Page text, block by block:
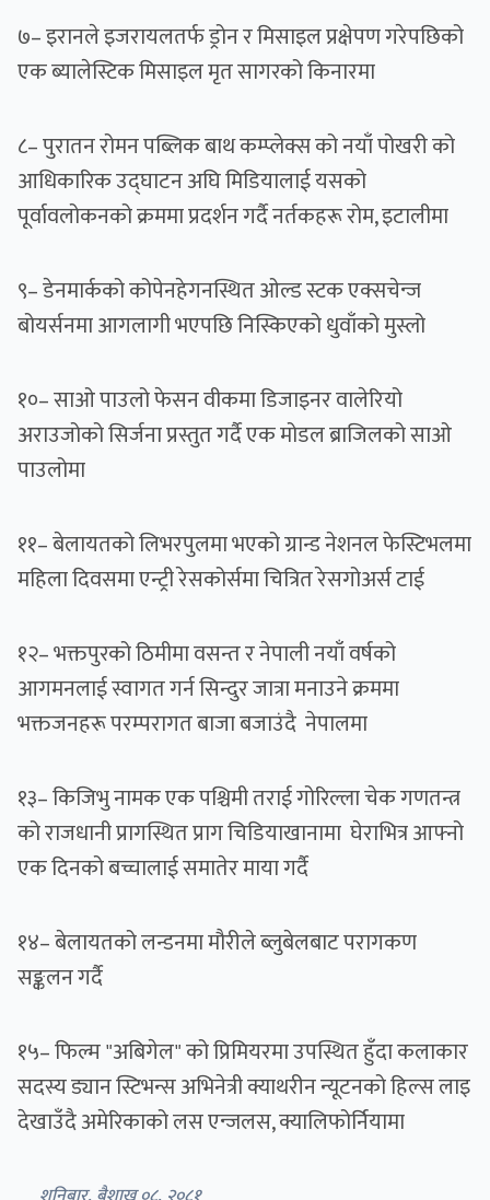
७– इरानले इजरायलतर्फ ड्रोन र मिसाइल प्रक्षेपण गरेपछिको
एक ब्यालेस्टिक मिसाइल मृत सागरको किनारमा
८– पुरातन रोमन पब्लिक बाथ कम्प्लेक्स को नयाँ पोखरी को
आधिकारिक उद्घाटन अघि मिडियालाई यसको
पूर्वावलोकनको क्रममा प्रदर्शन गर्दै नर्तकहरू रोम, इटालीमा
९– डेनमार्कको कोपेनहेगनस्थित ओल्ड स्टक एक्सचेन्ज
बोयर्सनमा आगलागी भएपछि निस्किएको धुवाँको मुस्लो
१०– साओ पाउलो फेसन वीकमा डिजाइनर वालेरियो
अराउजोको सिर्जना प्रस्तुत गर्दै एक मोडल ब्राजिलको साओ
पाउलोमा
११– बेलायतको लिभरपुलमा भएको ग्रान्ड नेशनल फेस्टिभलमा
महिला दिवसमा एन्ट्री रेसकोर्समा चित्रित रेसगोअर्स टाई
१२– भक्तपुरको ठिमीमा वसन्त र नेपाली नयाँ वर्षको
आगमनलाई स्वागत गर्न सिन्दुर जात्रा मनाउने क्रममा
भक्तजनहरू परम्परागत बाजा बजाउंदै नेपालमा
१३– किजिभु नामक एक पश्चिमी तराई गोरिल्ला चेक गणतन्त्र
को राजधानी प्रागस्थित प्राग चिडियाखानामा घेराभित्र आफ्नो
एक दिनको बच्चालाई समातेर माया गर्दै
१४– बेलायतको लन्डनमा मौरीले ब्लुबेलबाट परागकण
सङ्कलन गर्दै
१५– फिल्म "अबिगेल" को प्रिमियरमा उपस्थित हुँदा कलाकार
सदस्य ड्यान स्टिभन्स अभिनेत्री क्याथरीन न्यूटनको हिल्स लाइ
देखाउँदै अमेरिकाको लस एन्जलस, क्यालिफोर्नियामा